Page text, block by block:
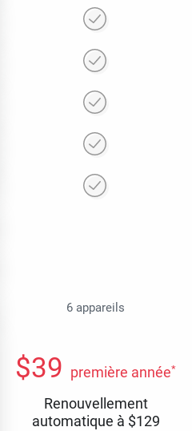
6 appareils
$39 première année*
Renouvellement
automatique à $129